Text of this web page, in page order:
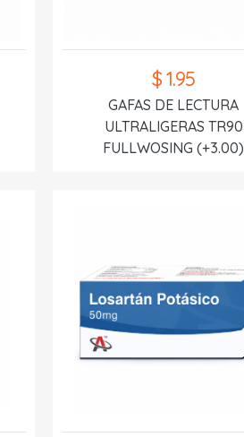
$ 1.95
GAFAS DE LECTURA
ULTRALIGERAS TR90
FULLWOSING (+3.00)